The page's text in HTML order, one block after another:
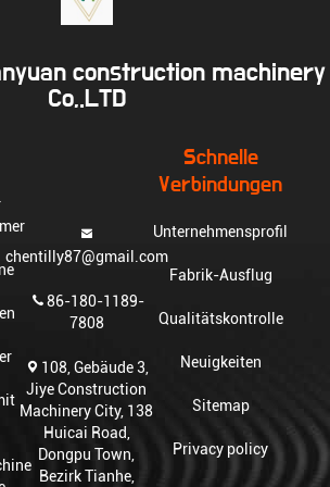
construction machinery
Co,.LTD
chentilly87@gmail.com
86-180-1189-
7808
108, Gebäude 3,
Jiye Construction
Machinery City, 138
Huicai Road,
Dongpu Town,
Bezirk Tianhe,
Schnelle
Verbindungen
Unternehmensprofil
Fabrik-Ausflug
Qualitätskontrolle
Neuigkeiten
Sitemap
Privacy policy